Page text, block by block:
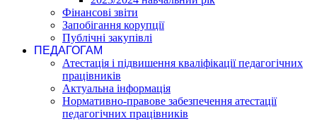
Фінансові звіти
Запобігання корупції
Публічні закупівлі
ПЕДАГОГАМ
Атестація і підвишення кваліфікації педагогічних
працівників
Актуальна інформація
Нормативно-правове забезпечення атестації
педагогічних працівників